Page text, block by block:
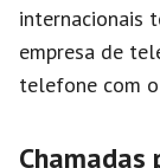
internacionais
empresa de
telefone com